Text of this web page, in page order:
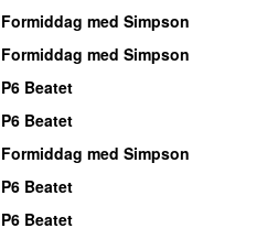
Formiddag med Simpson
Formiddag med Simpson
P6 Beatet
P6 Beatet
Formiddag med Simpson
P6 Beatet
P6 Beatet